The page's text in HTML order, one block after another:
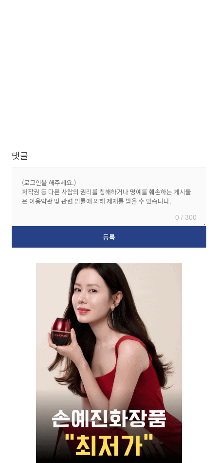
댓글
0 / 300